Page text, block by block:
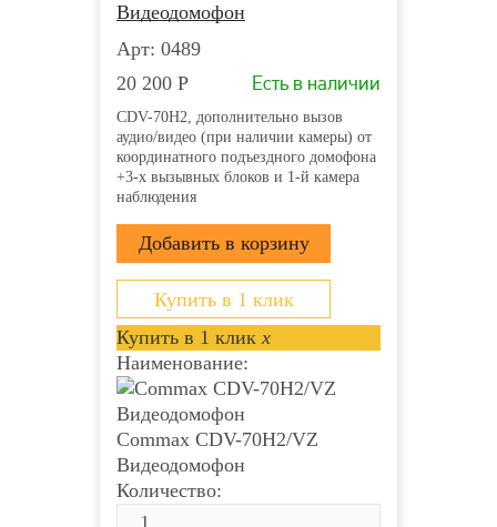
Видеодомофон
Арт: 0489
20 200 Р Есть в наличии
CDV-70H2, дополнительно вызов
аудио/видео (при наличии камеры) от
координатного подъездного домофона
+3-х вызывных блоков и 1-й камера
наблюдения
Купить в 1 клик
Купить в 1 клик x
Наименование:
Commax CDV-70H2/VZ
Видеодомофон
Количество: